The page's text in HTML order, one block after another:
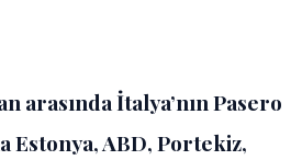
arasında İtalya’nın Pasero
Estonya, ABD, Portekiz,